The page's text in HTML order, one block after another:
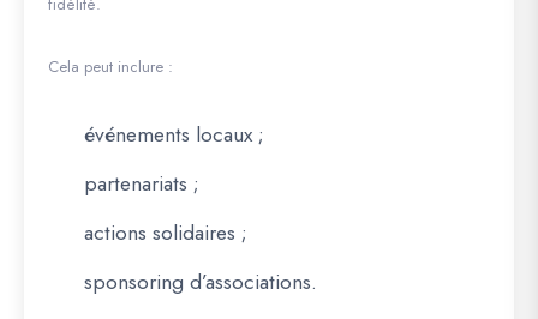
Cela peut inclure :
événements locaux ;
partenariats ;
actions solidaires ;
sponsoring d’associations.